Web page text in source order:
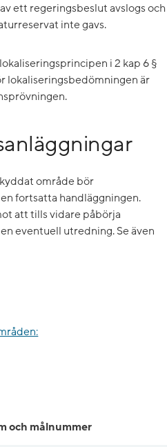
ett regeringsbeslut avslogs och
inte gavs.
i 2 kap 6 §
lokaliseringsbedömningen är
område bör
fortsatta handläggningen.
att tills vidare påbörja
eventuell utredning. Se även
och målnummer